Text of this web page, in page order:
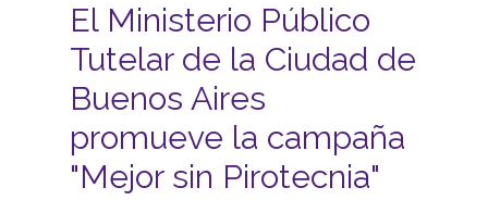
El Ministerio Público
Tutelar de la Ciudad de
Buenos Aires
promueve la campaña
"Mejor sin Pirotecnia"